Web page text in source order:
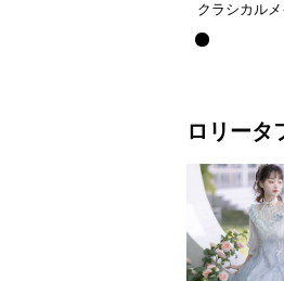
クラシカル
ロリータ